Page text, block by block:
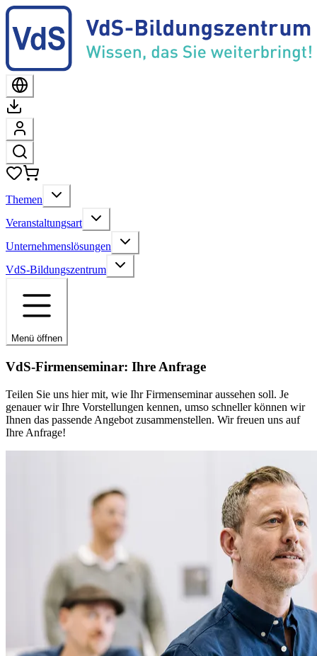
Themen
Veranstaltungsart
Unternehmenslösungen
VdS-Bildungszentrum
Menü öffnen
VdS-Firmenseminar: Ihre Anfrage
Teilen Sie uns hier mit, wie Ihr Firmenseminar aussehen soll. Je
genauer wir Ihre Vorstellungen kennen, umso schneller können wir
Ihnen das passende Angebot zusammenstellen. Wir freuen uns auf
Ihre Anfrage!